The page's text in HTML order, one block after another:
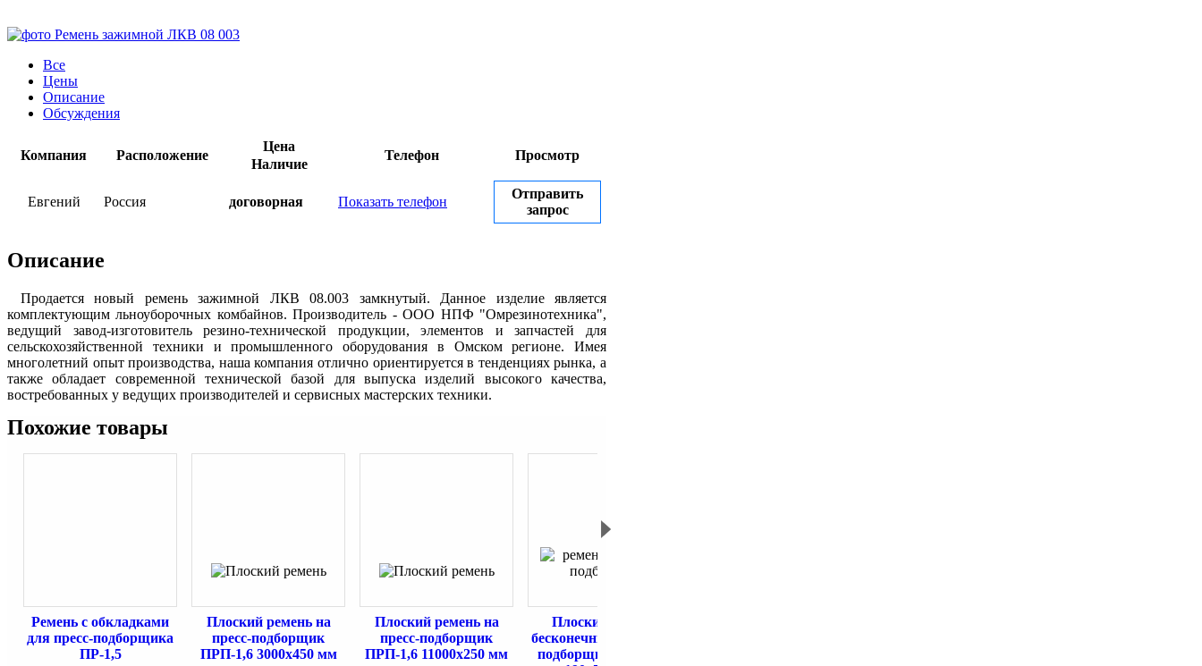
Все
Цены
Описание
Обсуждения
Компания Расположение
Цена
Наличие
Телефон Просмотр
Евгений Россия договорная Показать телефон
Отправить
запрос
Описание
Продается новый ремень зажимной ЛКВ 08.003 замкнутый. Данное изделие является
комплектующим льноуборочных комбайнов. Производитель - ООО НПФ "Омрезинотехника",
ведущий завод-изготовитель резино-технической продукции, элементов и запчастей для
сельскохозяйственной техники и промышленного оборудования в Омском регионе. Имея
многолетний опыт производства, наша компания отлично ориентируется в тенденциях рынка, а
также обладает современной технической базой для выпуска изделий высокого качества,
востребованных у ведущих производителей и сервисных мастерских техники.
Похожие товары
Ремень с обкладками
для пресс-подборщика
ПР-1,5
Плоский ремень на
пресс-подборщик
ПРП-1,6 3000х450 мм
Плоский ремень на
пресс-подборщик
ПРП-1,6 11000х250 мм
Плоский ремень
бесконечный на пресс-
подборщик для льна